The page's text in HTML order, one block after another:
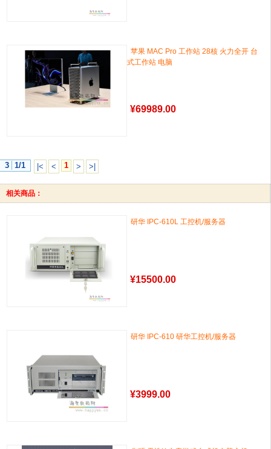
苹果 MAC Pro 工作站 28核 火力全开 台
式工作站 电脑
¥69989.00
3 1/1 |< < 1 > >|
相关商品：
研华 IPC-610L 工控机/服务器
¥15500.00
研华 IPC-610 研华工控机/服务器
¥3999.00